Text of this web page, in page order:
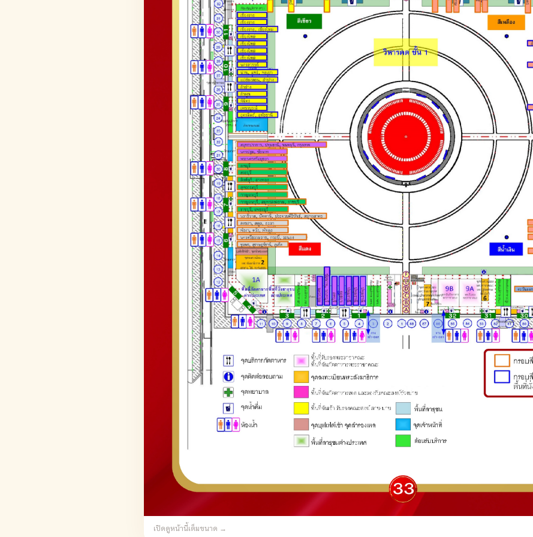
เปิดดูหน้านี้เต็มขนาด →